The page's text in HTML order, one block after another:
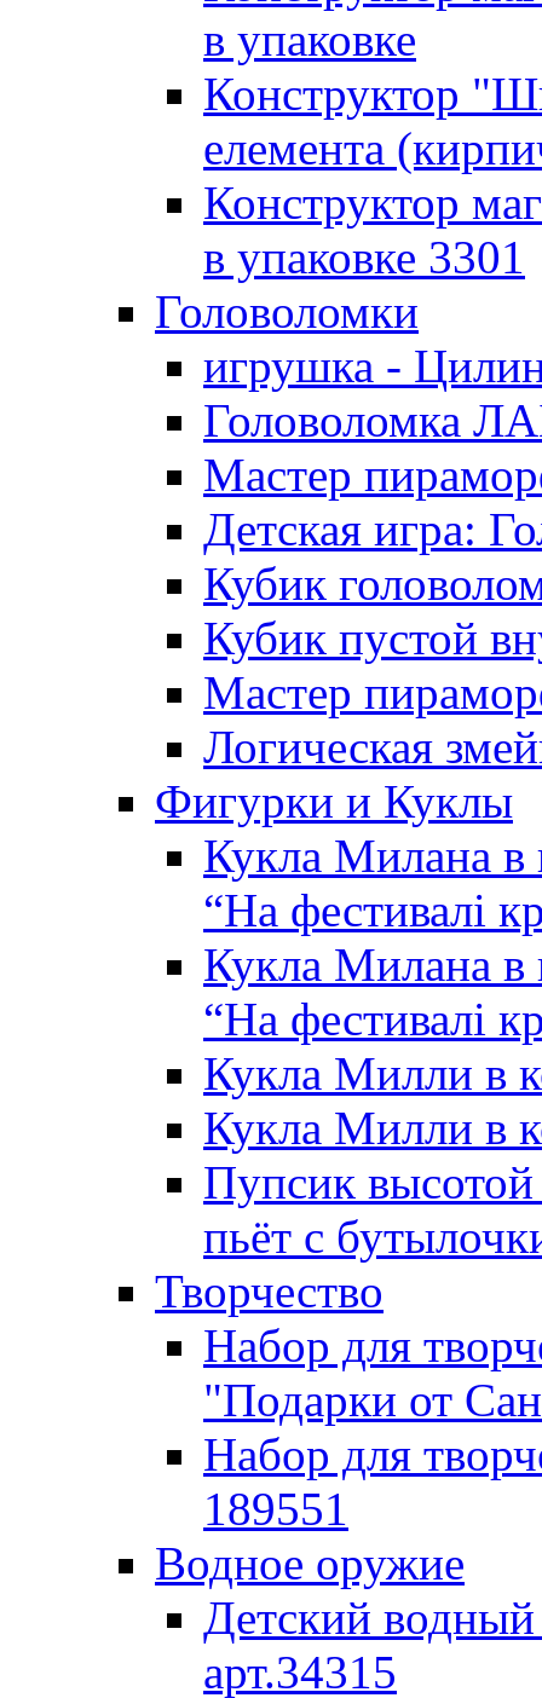
в упаковке
Конструктор
елемента
Конструктор
в упаковке 3301
Головоломки
игрушка -
Головоломка
Мастер
Детская игра:
Кубик
Кубик пустой
Мастер
Логическая
Фигурки и Куклы
Кукла Милана в
“На фестивалі
Кукла Милана в
“На фестивалі
Кукла Милли в
Кукла Милли в
Пупсик высотой
пьёт с
Творчество
Набор для
"Подарки от
Набор для
189551
Водное оружие
Детский
арт.34315